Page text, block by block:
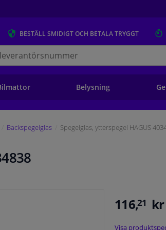
BESTÄLL SMIDIGT OCH BETALA TRYGGT
Belysning
Backspegelglas Spegelglas, ytterspegel HAGUS
116,21 kr
Visa